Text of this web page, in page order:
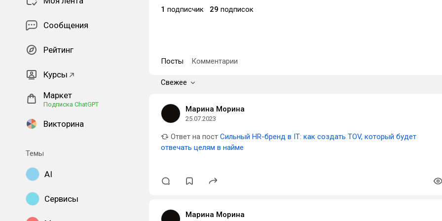
Сообщения
Рейтинг
Курсы
Маркет
Подписка ChatGPT
Викторина
Темы
AI
Сервисы
1 подписчик 29 подписок
Посты Комментарии
Свежее
Марина Морина
25.07.2023
Ответ на пост Сильный HR-бренд в IT: как создать TOV, который будет
отвечать целям в найме
Марина Морина